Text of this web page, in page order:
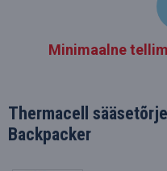
Minimaalne
Thermacell
Backpacker